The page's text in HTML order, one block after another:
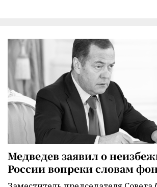
Медведев заявил о
России вопреки словам